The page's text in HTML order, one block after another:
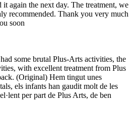
again the next day. The treatment, we
recommended. Thank you very much
soon
some brutal Plus-Arts activities, the
with excellent treatment from Plus
(Original) Hem tingut unes
els infants han gaudit molt de les
per part de Plus Arts, de ben